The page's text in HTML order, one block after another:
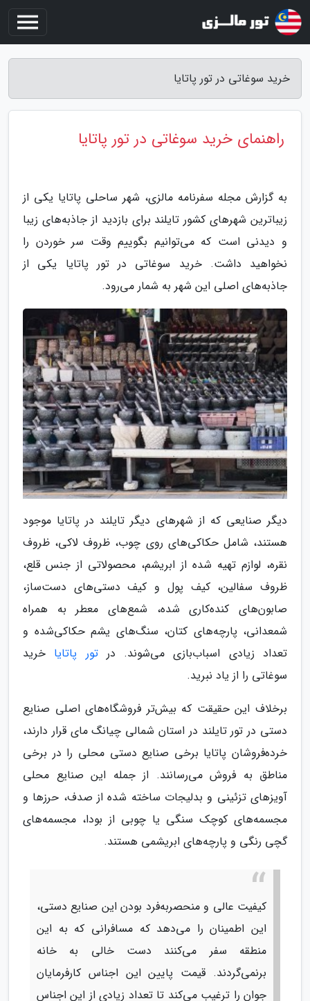
خرید سوغاتی در تور پاتایا
راهنمای خرید سوغاتی در تور پاتایا
به گزارش مجله سفرنامه مالزی، شهر ساحلی پاتایا یکی از
زیباترین شهرهای کشور تایلند برای بازدید از جاذبه‌های زیبا
و دیدنی است که می‌توانیم بگوییم وقت سر خوردن را
نخواهید داشت. خرید سوغاتی در تور پاتایا یکی از
جاذبه‌های اصلی این شهر به شمار می‌رود.
دیگر صنایعی که از شهرهای دیگر تایلند در پاتایا موجود
هستند، شامل حکاکی‌های روی چوب، ظروف لاکی، ظروف
نقره، لوازم تهیه شده از ابریشم، محصولاتی از جنس قلع،
ظروف سفالین، کیف پول و کیف دستی‌های دست‌ساز،
صابون‌های کنده‌کاری شده، شمع‌های معطر به همراه
شمعدانی، پارچه‌های کتان، سنگ‌های یشم حکاکی‌شده و
تعداد زیادی اسباب‌بازی می‌شوند. درتور پاتایا خرید
سوغاتی را از یاد نبرید.
برخلاف این‌ حقیقت که بیش‌تر فروشگاه‌های اصلی صنایع
دستی در تور تایلند در استان شمالی چیانگ مای قرار دارند،
خرده‌فروشان پاتایا برخی صنایع دستی محلی را در برخی
مناطق به فروش می‌رسانند. از جمله این صنایع محلی
آویزهای تزئینی و بدلیجات ساخته شده از صدف، حرزها و
مجسمه‌های کوچک سنگی یا چوبی از بودا، مجسمه‌های
گچی رنگی و پارچه‌های ابریشمی هستند.
کیفیت عالی و منحصربه‌فرد بودن این صنایع دستی،
این اطمینان را می‌دهد که مسافرانی که به این
منطقه سفر می‌کنند دست خالی به خانه
برنمی‌گردند. قیمت پایین این اجناس کارفرمایان
جوان را ترغیب می‌کند تا تعداد زیادی از این اجناس